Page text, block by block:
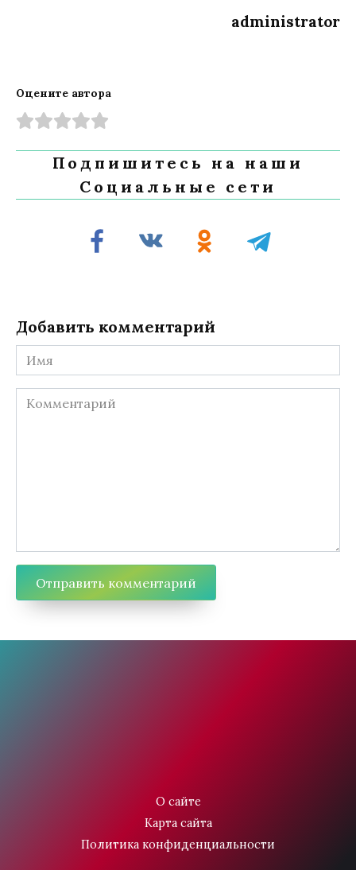
administrator
Оцените автора
Подпишитесь на наши
Социальные сети
Добавить комментарий
Имя
Комментарий
О сайте
Карта сайта
Политика конфиденциальности